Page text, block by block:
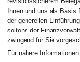
Ihnen und uns als Basis
der generellen
seitens der
zwingend für Sie
Für nähere